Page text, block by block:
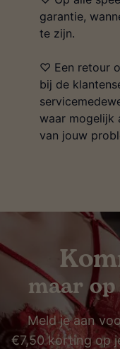
garantie,
te zijn.
♡ Een retour
bij de
waar mogelijk
van jouw
maar
Meld je aan
€7,50 korting op